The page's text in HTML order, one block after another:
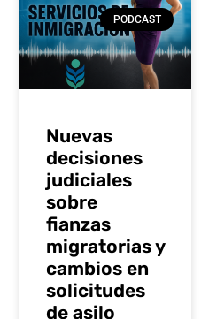
PODCAST
Nuevas
decisiones
judiciales
sobre
fianzas
migratorias y
cambios en
solicitudes
de asilo